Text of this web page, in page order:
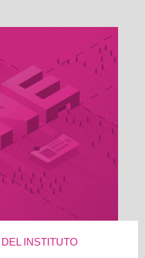
INSTITUTO